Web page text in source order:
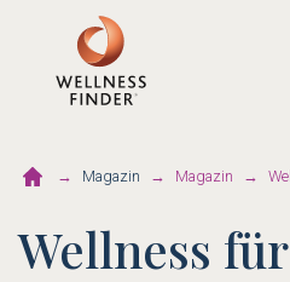
Magazin Magazin
Wellness